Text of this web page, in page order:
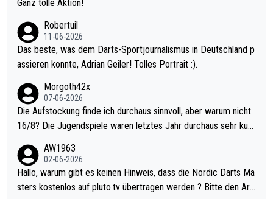
Ganz tolle Aktion!
Robertuil
11-06-2026
Das beste, was dem Darts-Sportjournalismus in Deutschland p
assieren konnte, Adrian Geiler! Tolles Portrait :).
Morgoth42x
07-06-2026
Die Aufstockung finde ich durchaus sinnvoll, aber warum nicht
16/8? Die Jugendspiele waren letztes Jahr durchaus sehr kurz
Allerdings ist Mitchell Lawrie als Nummer 1 der Welt eh qualifi
ziert. Somit ändert die automatische Qualifikation des Weltmei
sters erstmal nichts. Ich denke sie wollen damit für nächstes J
AW1963
02-06-2026
Hallo, warum gibt es keinen Hinweis, dass die Nordic Darts Ma
sters kostenlos auf pluto.tv übertragen werden ? Bitte den Arti